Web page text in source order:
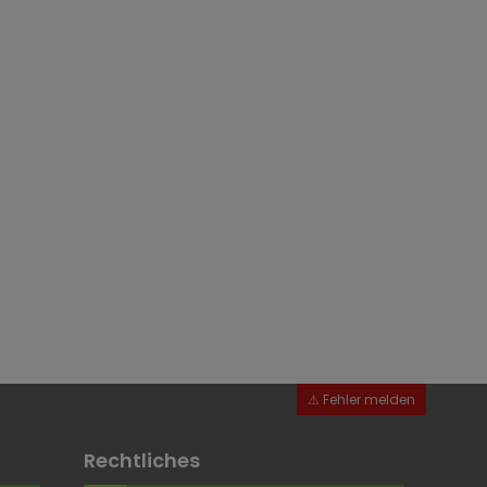
Rechtliches